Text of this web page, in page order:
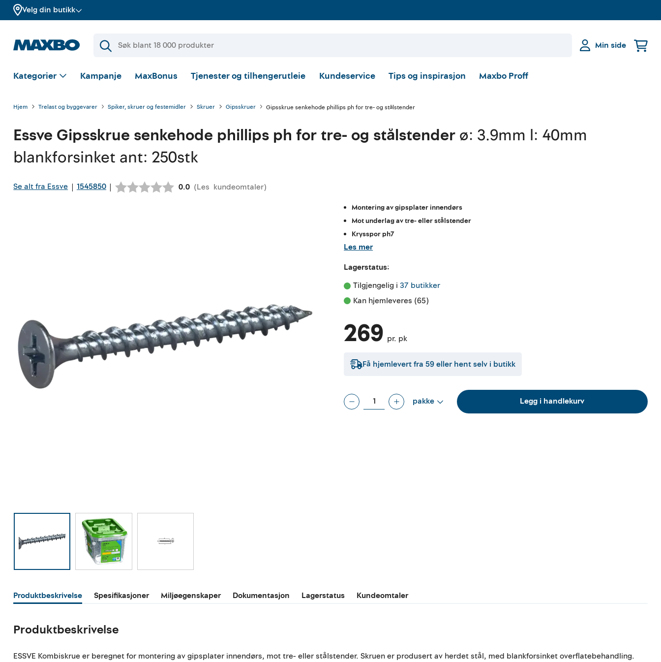
Velg din butikk
Min side
Kategorier Kampanje MaxBonus Tjenester og tilhengerutleie Kundeservice Tips og inspirasjon Maxbo Proff
Hjem Trelast og byggevarer Spiker, skruer og festemidler Skruer Gipsskruer Gipsskrue senkehode phillips ph for tre- og stålstender
Essve Gipsskrue senkehode phillips ph for tre- og stålstender ø: 3.9mm l: 40mm
blankforsinket ant: 250stk
Se alt fra Essve | 1545850 | Gjennomsnittskarakter:
0.0 (Les kundeomtaler)
Montering av gipsplater innendørs
Mot underlag av tre- eller stålstender
Krysspor ph7
Les mer
Lagerstatus:
Tilgjengelig i 37 butikker
Kan hjemleveres (65)
269 pr. pk
Få hjemlevert fra 59eller hent selv i butikk
pakke Legg i handlekurv
Produktbeskrivelse Spesifikasjoner Miljøegenskaper Dokumentasjon Lagerstatus Kundeomtaler
Produktbeskrivelse
ESSVE Kombiskrue er beregnet for montering av gipsplater innendørs, mot tre- eller stålstender. Skruen er produsert av herdet stål, med blankforsinket overflatebehandling.